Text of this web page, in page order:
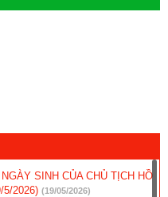
SINH CỦA CHỦ TỊCH HỒ
5/2026) (19/05/2026)